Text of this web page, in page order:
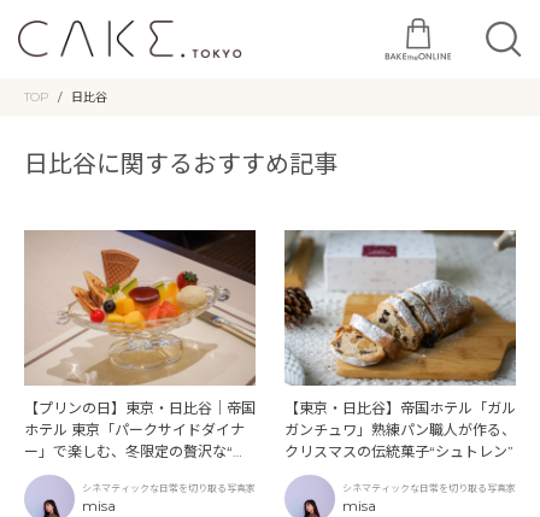
TOP 日比谷
日比谷に関するおすすめ記事
【プリンの日】東京・日比谷｜帝国
ホテル 東京「パークサイドダイナ
ー」で楽しむ、冬限定の贅沢な“プ
リンアラモード”
シネマティックな日常を切り取る写真家
misa
【東京・日比谷】帝国ホテル「ガル
ガンチュワ」熟練パン職人が作る、
クリスマスの伝統菓子“シュトレン”
シネマティックな日常を切り取る写真家
misa